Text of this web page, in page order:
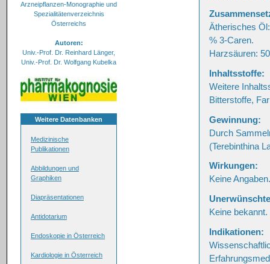
Arzneipflanzen-Monographie und
Spezialitätenverzeichnis
Österreichs
Autoren:
Univ.-Prof. Dr. Reinhard Länger,
Univ.-Prof. Dr. Wolfgang Kubelka
Weitere Datenbanken
Medizinische
Publikationen
Abbildungen und
Graphiken
Diapräsentationen
Antidotarium
Endoskopie in Österreich
Kardiologie in Österreich
Ätherisches
% 3-Caren.
Harzsäuren:
Inhaltsstoffe:
Weitere
Bitterstoffe,
Gewinnung:
Durch
(Terebinthina
Wirkungen:
Keine Angaben.
Keine bekannt.
Indikationen: